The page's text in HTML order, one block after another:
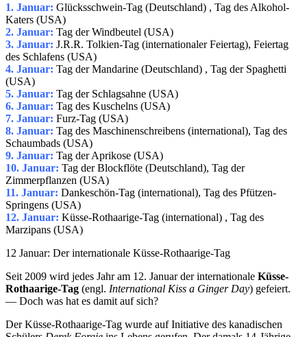
1. Januar: Glücksschwein-Tag (Deutschland) , Tag des Alkohol-
Katers (USA)
2. Januar: Tag der Windbeutel (USA)
3. Januar: J.R.R. Tolkien-Tag (internationaler Feiertag), Feiertag
des Schlafens (USA)
4. Januar: Tag der Mandarine (Deutschland) , Tag der Spaghetti
(USA)
5. Januar: Tag der Schlagsahne (USA)
6. Januar: Tag des Kuschelns (USA)
7. Januar: Furz-Tag (USA)
8. Januar: Tag des Maschinenschreibens (international), Tag des
Schaumbads (USA)
9. Januar: Tag der Aprikose (USA)
10. Januar: Tag der Blockflöte (Deutschland), Tag der
Zimmerpflanzen (USA)
11. Januar: Dankeschön-Tag (international), Tag des Pfützen-
Springens (USA)
12. Januar: Küsse-Rothaarige-Tag (international) , Tag des
Marzipans (USA)
12 Januar: Der internationale Küsse-Rothaarige-Tag
Seit 2009 wird jedes Jahr am 12. Januar der internationale Küsse-
Rothaarige-Tag (engl. International Kiss a Ginger Day) gefeiert.
— Doch was hat es damit auf sich?
Der Küsse-Rothaarige-Tag wurde auf Initiative des kanadischen